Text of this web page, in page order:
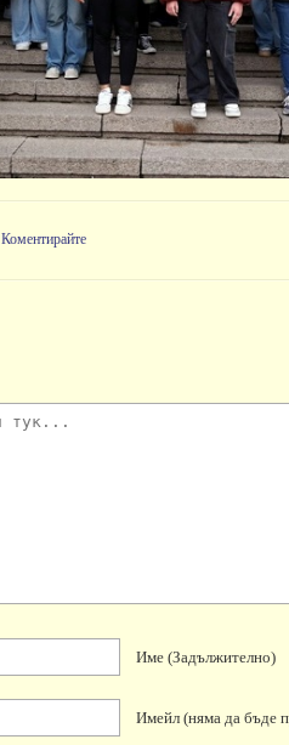
Коментирайте
Име (задължително)
Имейл (няма да бъде